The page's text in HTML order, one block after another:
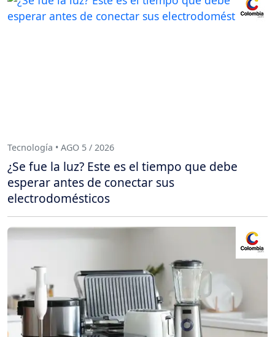
Tecnología • AGO 5 / 2026
¿Se fue la luz? Este es el tiempo que debe
esperar antes de conectar sus
electrodomésticos